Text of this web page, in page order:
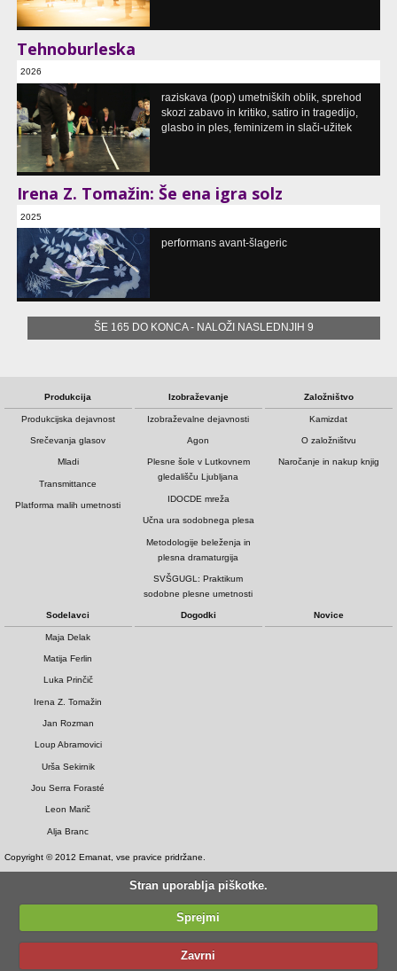
Tehnoburleska
2026
delavnice, rezidence, predavanja, intenzivi
Studio 103, Ljubljana, SI
raziskava (pop) umetniških oblik, sprehod
skozi zabavo in kritiko, satiro in tragedijo,
glasbo in ples, feminizem in slači-užitek
Irena Z. Tomažin: Še ena igra solz
2025
Gledališče Glej, Ljubljana, SI
performans avant-šlageric
ŠE 165 DO KONCA - NALOŽI NASLEDNJIH 9
Produkcija
Produkcijska dejavnost
Srečevanja glasov
Mladi
Transmittance
Platforma malih umetnosti
Izobraževanje
Izobraževalne dejavnosti
Agon
Plesne šole v Lutkovnem
gledališču Ljubljana
IDOCDE mreža
Učna ura sodobnega plesa
Metodologije beleženja in
plesna dramaturgija
SVŠGUGL: Praktikum
sodobne plesne umetnosti
Založništvo
Kamizdat
O založništvu
Naročanje in nakup knjig
Sodelavci
Maja Delak
Matija Ferlin
Luka Prinčič
Irena Z. Tomažin
Jan Rozman
Loup Abramovici
Urša Sekirnik
Jou Serra Forasté
Leon Marič
Alja Branc
Dogodki Novice
Copyright © 2012 Emanat, vse pravice pridržane.
Stran uporablja piškotke.
Sprejmi
Zavrni